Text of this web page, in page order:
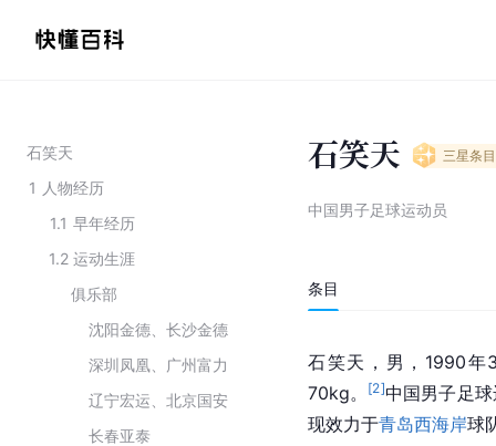
石笑天
1 人物经历
1.1 早年经历
1.2 运动生涯
俱乐部
沈阳金德、长沙金德
深圳凤凰、广州富力
辽宁宏运、北京国安
长春亚泰
石笑天 三星条目
中国男子足球运动员
条目
石笑天，男，1990
70kg。
[2]中国男子足
现效力于青岛西海岸球